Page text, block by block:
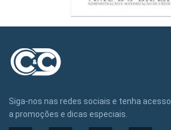
Siga-nos nas redes sociais e tenha acesso
a promoções e dicas especiais.